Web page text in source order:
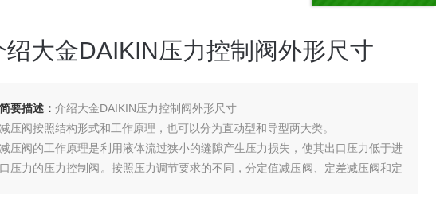
绍大金DAIKIN压力控制阀外形尺寸
简要描述： 介绍大金DAIKIN压力控制阀外形尺寸
减压阀按照结构形式和工作原理，也可以分为直动型和导型两大类。
减压阀的工作原理是利用液体流过狭小的缝隙产生压力损失，使其出口压力低于进
口压力的压力控制阀。按照压力调节要求的不同，分定值减压阀、定差减压阀和定